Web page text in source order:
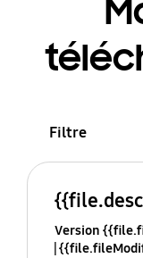
Filtre
Version